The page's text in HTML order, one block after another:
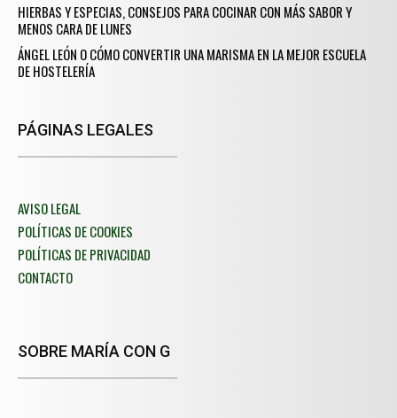
HIERBAS Y ESPECIAS, CONSEJOS PARA COCINAR CON MÁS SABOR Y
MENOS CARA DE LUNES
ÁNGEL LEÓN O CÓMO CONVERTIR UNA MARISMA EN LA MEJOR ESCUELA
DE HOSTELERÍA
PÁGINAS LEGALES
AVISO LEGAL
POLÍTICAS DE COOKIES
POLÍTICAS DE PRIVACIDAD
CONTACTO
SOBRE MARÍA CON G